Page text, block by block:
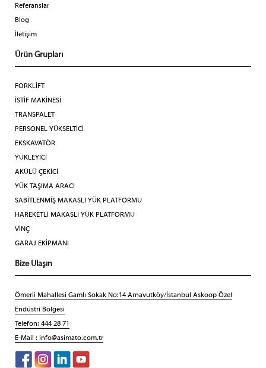
Referanslar
Blog
İletişim
Ürün Grupları
FORKLİFT
İSTİF MAKİNESİ
TRANSPALET
PERSONEL YÜKSELTİCİ
EKSKAVATÖR
YÜKLEYİCİ
AKÜLÜ ÇEKİCİ
YÜK TAŞIMA ARACI
SABİTLENMİŞ MAKASLI YÜK PLATFORMU
HAREKETLİ MAKASLI YÜK PLATFORMU
VİNÇ
GARAJ EKİPMANI
Bize Ulaşın
Ömerli Mahallesi Gamlı Sokak No:14 Arnavutköy/İstanbul Askoop Özel
Endüstri Bölgesi
Telefon: 444 28 71
E-Mail : info@asimato.com.tr